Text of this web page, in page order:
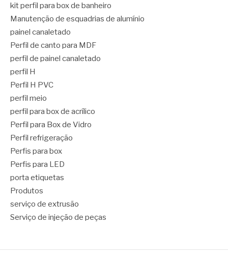
kit perfil para box de banheiro
Manutenção de esquadrias de alumínio
painel canaletado
Perfil de canto para MDF
perfil de painel canaletado
perfil H
Perfil H PVC
perfil meio
perfil para box de acrílico
Perfil para Box de Vidro
Perfil refrigeração
Perfis para box
Perfis para LED
porta etiquetas
Produtos
serviço de extrusão
Serviço de injeção de peças